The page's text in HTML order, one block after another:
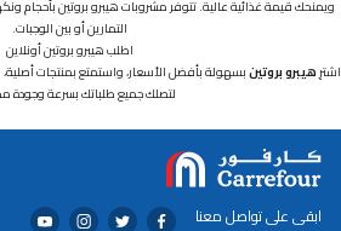
ويمنحك قيمة غذائية عالية. تتوفر مشروبات هيبرو بروتين بأحجام
التمارين أو بين الوجبات.
اطلب هيبرو بروتين أونلاين
اشترِهيبرو بروتينبسهولة بأفضل الأسعار، واستمتع بمنتجات أصلية،
لتصلك جميع طلباتك بسرعة وجودة
ابقى على تواصل معنا